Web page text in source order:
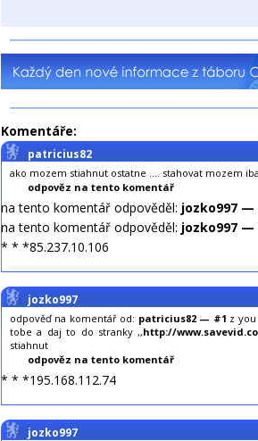
Komentáře:
patricius82
ako mozem stiahnut ostatne .... stahovat mozem
odpověz na tento komentář
na tento komentář odpověděl: jozko997 —
na tento komentář odpověděl: jozko997 —
* * *85.237.10.106
jozko997
odpověď na komentář od: patricius82 — #1 z
tobe a daj to do stranky ,,http://
stiahnut
odpověz na tento komentář
* * *195.168.112.74
jozko997